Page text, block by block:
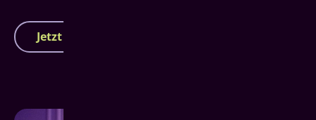
Jetzt Termin vereinbaren